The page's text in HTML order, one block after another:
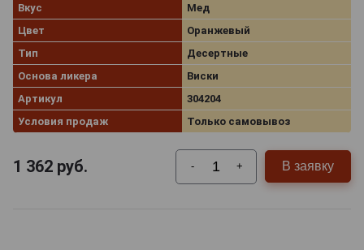
Вкус
Мед
Цвет
Оранжевый
Тип
Десертные
Основа ликера
Виски
Артикул
304204
Условия продаж
Только самовывоз
1 362 руб. - + В заявку